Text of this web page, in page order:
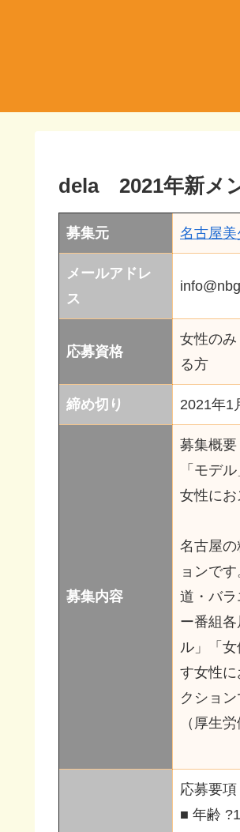
dela 2021年新メ
募集元 名古屋
メールアドレ
ス
応募資格
女性の
る方
締め切り 2021年1
募集内容
募集概要
「モデ
女性にお
名古屋
ョンで
道・バ
ー番組
ル」「
す女性
クション
（厚生
応募要項
■ 年齢